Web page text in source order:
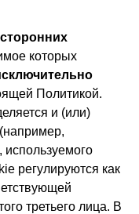
которых
Политикой.
и (или)
(например,
используемого
регулируются как
третьего лица. В